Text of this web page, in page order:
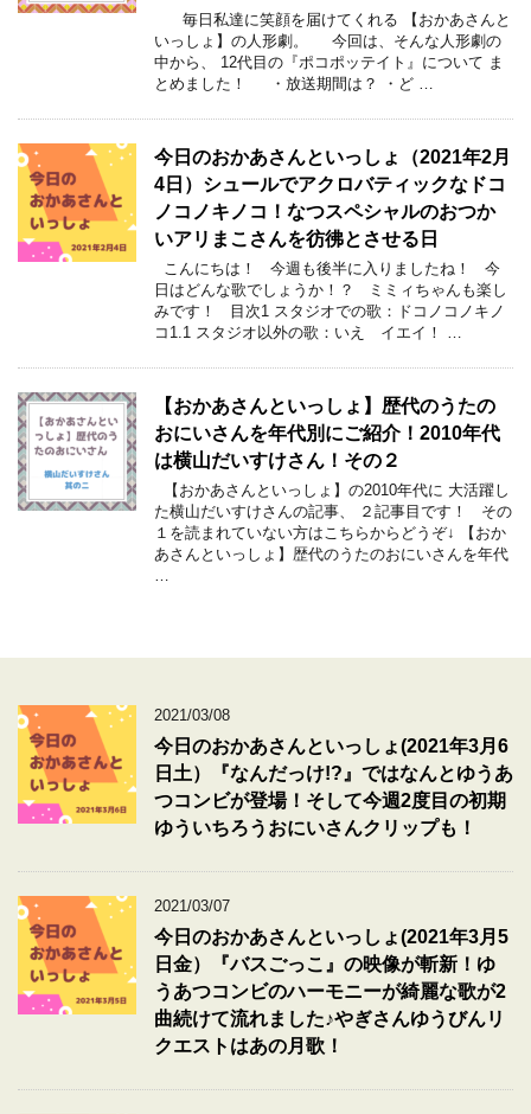
毎日私達に笑顔を届けてくれる 【おかあさんと
いっしょ】の人形劇。 今回は、そんな人形劇の
中から、 12代目の『ポコポッテイト』について ま
とめました！ ・放送期間は？ ・ど …
今日のおかあさんといっしょ（2021年2月
4日）シュールでアクロバティックなドコ
ノコノキノコ！なつスペシャルのおつか
いアリまこさんを彷彿とさせる日
こんにちは！ 今週も後半に入りましたね！ 今
日はどんな歌でしょうか！？ ミミィちゃんも楽し
みです！ 目次1 スタジオでの歌：ドコノコノキノ
コ1.1 スタジオ以外の歌：いえ イエイ！ …
【おかあさんといっしょ】歴代のうたの
おにいさんを年代別にご紹介！2010年代
は横山だいすけさん！その２
【おかあさんといっしょ】の2010年代に 大活躍し
た横山だいすけさんの記事、 ２記事目です！ その
１を読まれていない方はこちらからどうぞ↓ 【おか
あさんといっしょ】歴代のうたのおにいさんを年代
…
2021/03/08
今日のおかあさんといっしょ(2021年3月6
日土）『なんだっけ!?』ではなんとゆうあ
つコンビが登場！そして今週2度目の初期
ゆういちろうおにいさんクリップも！
2021/03/07
今日のおかあさんといっしょ(2021年3月5
日金）『バスごっこ』の映像が斬新！ゆ
うあつコンビのハーモニーが綺麗な歌が2
曲続けて流れました♪やぎさんゆうびんリ
クエストはあの月歌！